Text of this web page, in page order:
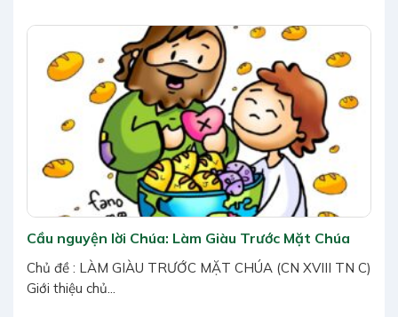
Cầu nguyện lời Chúa: Làm Giàu Trước Mặt Chúa
Chủ đề : LÀM GIÀU TRƯỚC MẶT CHÚA (CN XVIII TN C)
Giới thiệu chủ...